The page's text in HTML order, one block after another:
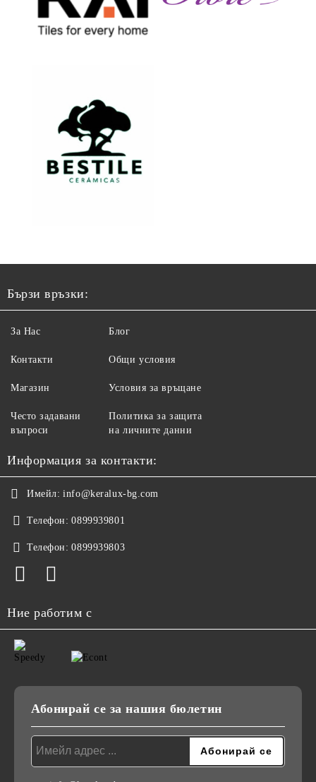
Бързи връзки:
За Нас
Контакти
Магазин
Често задавани
въпроси
Блог
Общи условия
Условия за връщане
Политика за защита
на личните данни
Информация за контакти:
Имейл: info@keralux-bg.com
Телефон: 0899939801
Телефон: 0899939803
Ние работим с
Абонирай се за нашия бюлетин